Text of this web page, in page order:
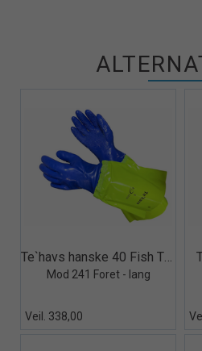
Quick View+ Te`havs hanske 40 Fish Thermo
Mod 241 Foret - lang
Veil. 338,00